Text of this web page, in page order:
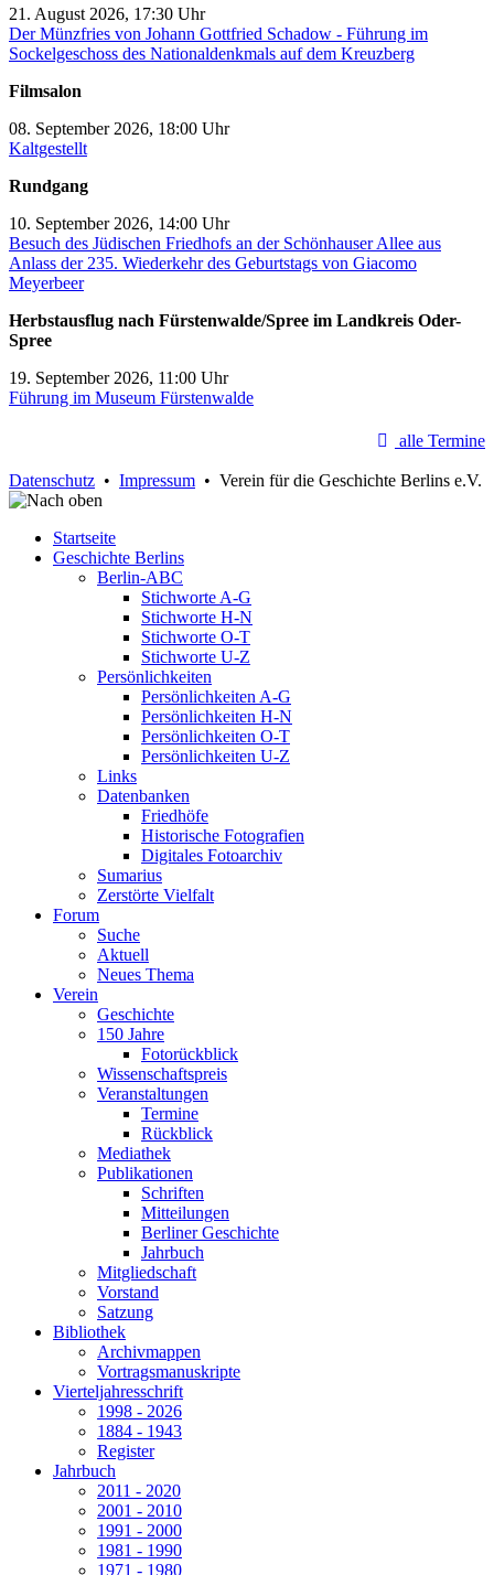
21. August 2026, 17:30 Uhr
Der Münzfries von Johann Gottfried Schadow - Führung im
Sockelgeschoss des Nationaldenkmals auf dem Kreuzberg
Filmsalon
08. September 2026, 18:00 Uhr
Kaltgestellt
Rundgang
10. September 2026, 14:00 Uhr
Besuch des Jüdischen Friedhofs an der Schönhauser Allee aus
Anlass der 235. Wiederkehr des Geburtstags von Giacomo
Meyerbeer
Herbstausflug nach Fürstenwalde/Spree im Landkreis Oder-
Spree
19. September 2026, 11:00 Uhr
Führung im Museum Fürstenwalde
alle Termine
Datenschutz • Impressum • Verein für die Geschichte Berlins e.V.
Startseite
Geschichte Berlins
Berlin-ABC
Stichworte A-G
Stichworte H-N
Stichworte O-T
Stichworte U-Z
Persönlichkeiten
Persönlichkeiten A-G
Persönlichkeiten H-N
Persönlichkeiten O-T
Persönlichkeiten U-Z
Links
Datenbanken
Friedhöfe
Historische Fotografien
Digitales Fotoarchiv
Sumarius
Zerstörte Vielfalt
Forum
Suche
Aktuell
Neues Thema
Verein
Geschichte
150 Jahre
Fotorückblick
Wissenschaftspreis
Veranstaltungen
Termine
Rückblick
Mediathek
Publikationen
Schriften
Mitteilungen
Berliner Geschichte
Jahrbuch
Mitgliedschaft
Vorstand
Satzung
Bibliothek
Archivmappen
Vortragsmanuskripte
Vierteljahresschrift
1998 - 2026
1884 - 1943
Register
Jahrbuch
2011 - 2020
2001 - 2010
1991 - 2000
1981 - 1990
1971 - 1980